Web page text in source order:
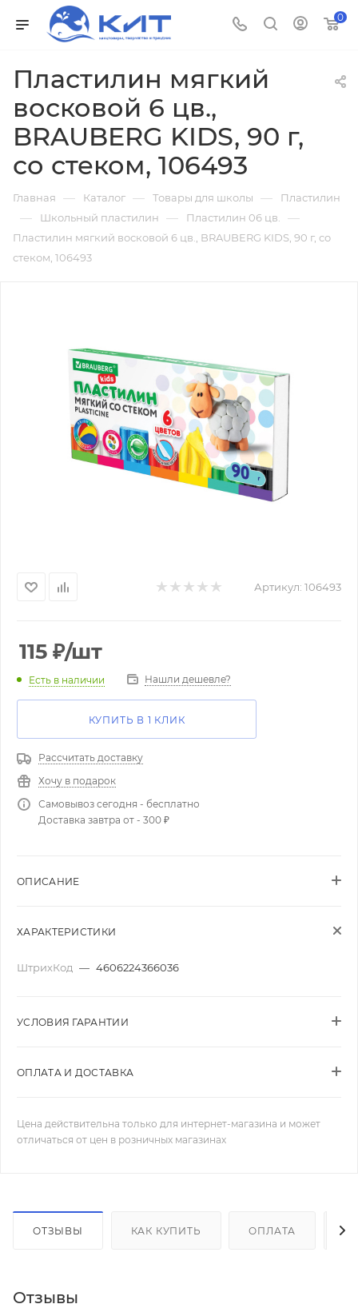
0
Пластилин мягкий
восковой 6 цв.,
BRAUBERG KIDS, 90 г,
со стеком, 106493
Главная — Каталог — Товары для школы — Пластилин
— Школьный пластилин — Пластилин 06 цв. —
Пластилин мягкий восковой 6 цв., BRAUBERG KIDS, 90 г, со
стеком, 106493
Артикул: 106493
115 ₽/шт
Есть в наличии Нашли дешевле?
КУПИТЬ В 1 КЛИК
Рассчитать доставку
Хочу в подарок
Самовывоз сегодня - бесплатно
Доставка завтра от - 300 ₽
ОПИСАНИЕ
ХАРАКТЕРИСТИКИ
ШтрихКод — 4606224366036
УСЛОВИЯ ГАРАНТИИ
ОПЛАТА И ДОСТАВКА
Цена действительна только для интернет-магазина и может
отличаться от цен в розничных магазинах
ОТЗЫВЫ КАК КУПИТЬ ОПЛАТА
Отзывы